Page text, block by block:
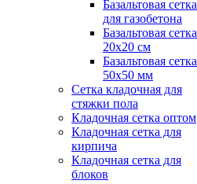
Базальтовая сетка
для газобетона
Базальтовая сетка
20x20 см
Базальтовая сетка
50x50 мм
Сетка кладочная для
стяжки пола
Кладочная сетка оптом
Кладочная сетка для
кирпича
Кладочная сетка для
блоков